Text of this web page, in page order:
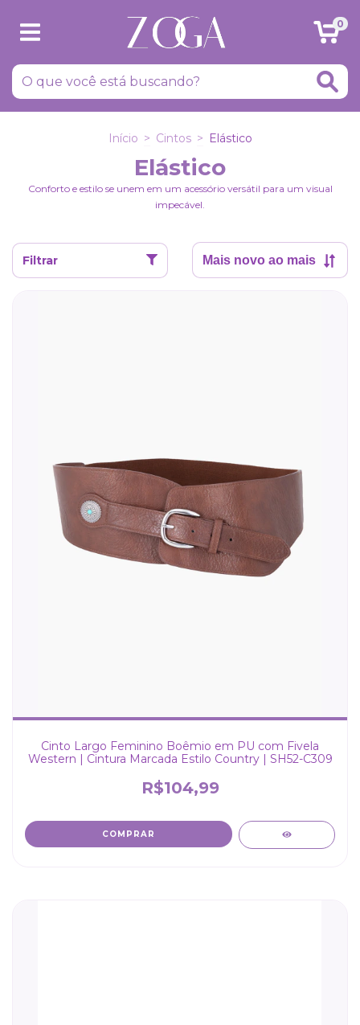
0
Início > Cintos > Elástico
Elástico
Conforto e estilo se unem em um acessório versátil para um visual
impecável.
Filtrar
Cinto Largo Feminino Boêmio em PU com Fivela
Western | Cintura Marcada Estilo Country | SH52-C309
R$104,99
COMPRAR